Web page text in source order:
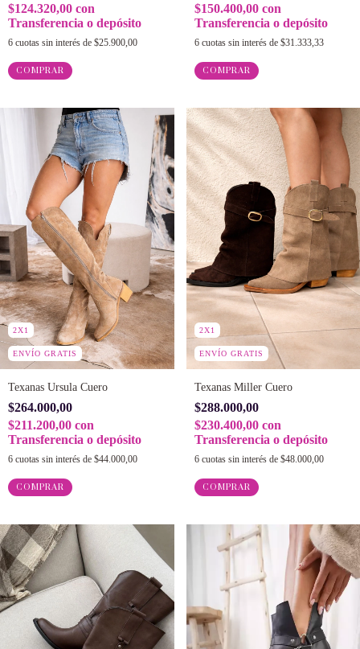
$124.320,00 con
Transferencia o depósito
6 cuotas sin interés de $25.900,00
COMPRAR
$150.400,00 con
Transferencia o depósito
6 cuotas sin interés de $31.333,33
COMPRAR
2X1
ENVÍO GRATIS
Texanas Ursula Cuero
$264.000,00
$211.200,00 con
Transferencia o depósito
6 cuotas sin interés de $44.000,00
COMPRAR
2X1
ENVÍO GRATIS
Texanas Miller Cuero
$288.000,00
$230.400,00 con
Transferencia o depósito
6 cuotas sin interés de $48.000,00
COMPRAR